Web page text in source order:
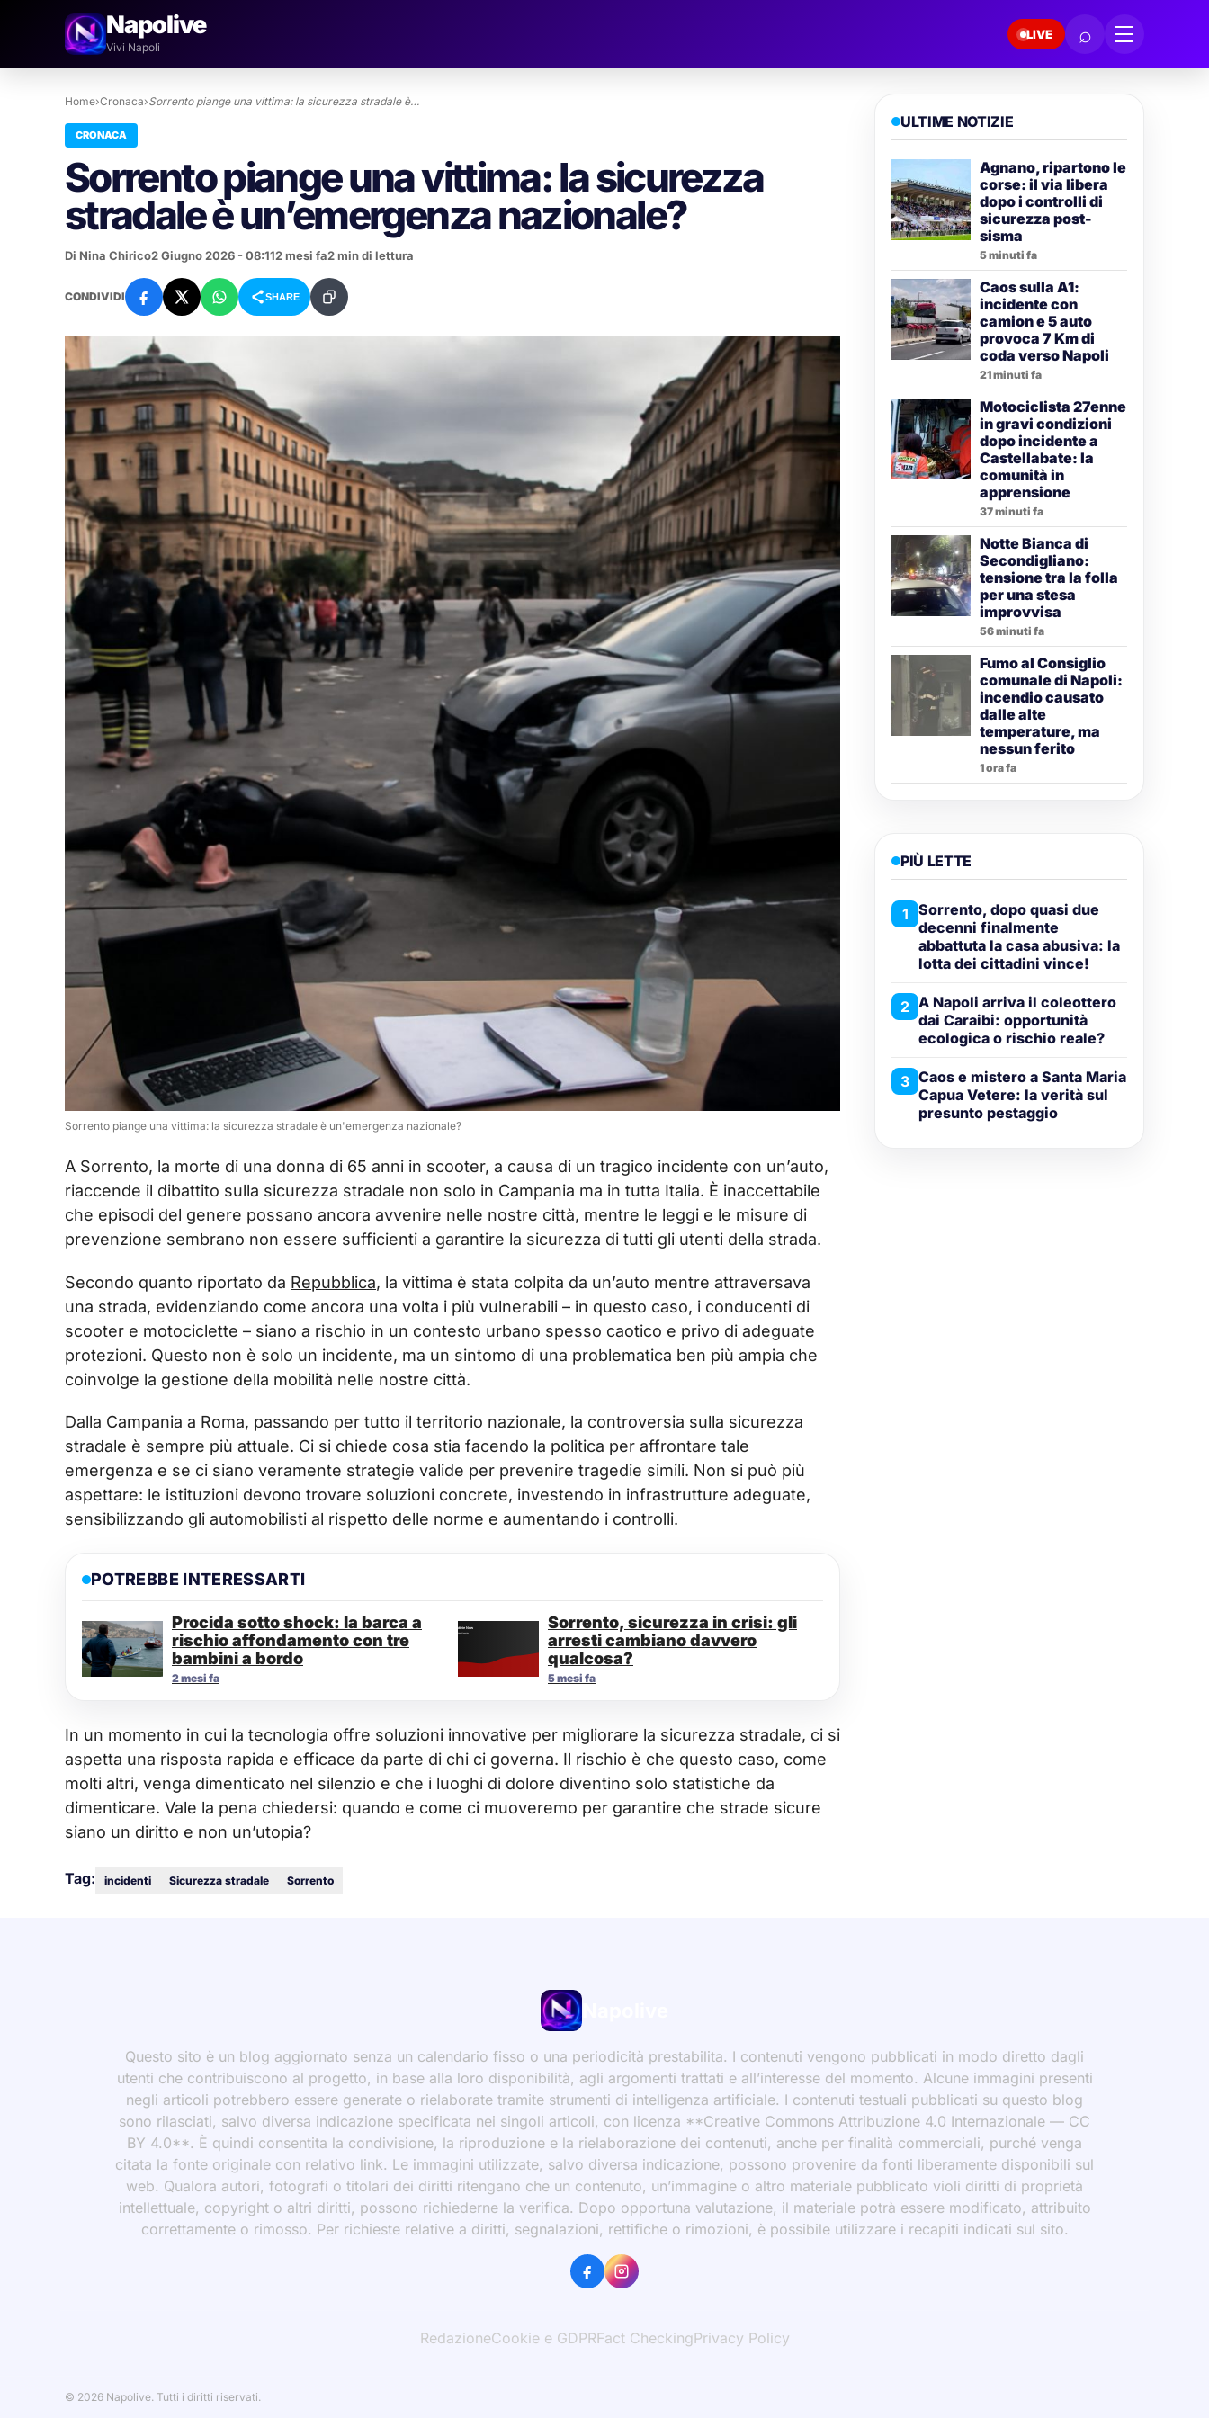
Napolive
Vivi Napoli
LIVE ⌕
Home›Cronaca›Sorrento piange una vittima: la sicurezza stradale è…
CRONACA
Sorrento piange una vittima: la sicurezza
stradale è un’emergenza nazionale?
Di Nina Chirico2 Giugno 2026 - 08:112 mesi fa2 min di lettura
CONDIVIDI SHARE
Sorrento piange una vittima: la sicurezza stradale è un'emergenza nazionale?
A Sorrento, la morte di una donna di 65 anni in scooter, a causa di un tragico incidente con un’auto,
riaccende il dibattito sulla sicurezza stradale non solo in Campania ma in tutta Italia. È inaccettabile
che episodi del genere possano ancora avvenire nelle nostre città, mentre le leggi e le misure di
prevenzione sembrano non essere sufficienti a garantire la sicurezza di tutti gli utenti della strada.
Secondo quanto riportato da Repubblica, la vittima è stata colpita da un’auto mentre attraversava
una strada, evidenziando come ancora una volta i più vulnerabili – in questo caso, i conducenti di
scooter e motociclette – siano a rischio in un contesto urbano spesso caotico e privo di adeguate
protezioni. Questo non è solo un incidente, ma un sintomo di una problematica ben più ampia che
coinvolge la gestione della mobilità nelle nostre città.
Dalla Campania a Roma, passando per tutto il territorio nazionale, la controversia sulla sicurezza
stradale è sempre più attuale. Ci si chiede cosa stia facendo la politica per affrontare tale
emergenza e se ci siano veramente strategie valide per prevenire tragedie simili. Non si può più
aspettare: le istituzioni devono trovare soluzioni concrete, investendo in infrastrutture adeguate,
sensibilizzando gli automobilisti al rispetto delle norme e aumentando i controlli.
POTREBBE INTERESSARTI
Procida sotto shock: la barca a
rischio affondamento con tre
bambini a bordo
2 mesi fa
Sorrento, sicurezza in crisi: gli
arresti cambiano davvero
qualcosa?
5 mesi fa
In un momento in cui la tecnologia offre soluzioni innovative per migliorare la sicurezza stradale, ci si
aspetta una risposta rapida e efficace da parte di chi ci governa. Il rischio è che questo caso, come
molti altri, venga dimenticato nel silenzio e che i luoghi di dolore diventino solo statistiche da
dimenticare. Vale la pena chiedersi: quando e come ci muoveremo per garantire che strade sicure
siano un diritto e non un’utopia?
Tag: incidenti Sicurezza stradale Sorrento
ULTIME NOTIZIE
Agnano, ripartono le
corse: il via libera
dopo i controlli di
sicurezza post-
sisma
5 minuti fa
Caos sulla A1:
incidente con
camion e 5 auto
provoca 7 Km di
coda verso Napoli
21 minuti fa
Motociclista 27enne
in gravi condizioni
dopo incidente a
Castellabate: la
comunità in
apprensione
37 minuti fa
Notte Bianca di
Secondigliano:
tensione tra la folla
per una stesa
improvvisa
56 minuti fa
Fumo al Consiglio
comunale di Napoli:
incendio causato
dalle alte
temperature, ma
nessun ferito
1 ora fa
PIÙ LETTE
1 Sorrento, dopo quasi due
decenni finalmente
abbattuta la casa abusiva: la
lotta dei cittadini vince!
2 A Napoli arriva il coleottero
dai Caraibi: opportunità
ecologica o rischio reale?
3 Caos e mistero a Santa Maria
Capua Vetere: la verità sul
presunto pestaggio
Questo sito è un blog aggiornato senza un calendario fisso o una periodicità prestabilita. I contenuti vengono pubblicati in modo diretto dagli
utenti che contribuiscono al progetto, in base alla loro disponibilità, agli argomenti trattati e all’interesse del momento. Alcune immagini presenti
negli articoli potrebbero essere generate o rielaborate tramite strumenti di intelligenza artificiale. I contenuti testuali pubblicati su questo blog
sono rilasciati, salvo diversa indicazione specificata nei singoli articoli, con licenza **Creative Commons Attribuzione 4.0 Internazionale — CC
BY 4.0**. È quindi consentita la condivisione, la riproduzione e la rielaborazione dei contenuti, anche per finalità commerciali, purché venga
citata la fonte originale con relativo link. Le immagini utilizzate, salvo diversa indicazione, possono provenire da fonti liberamente disponibili sul
web. Qualora autori, fotografi o titolari dei diritti ritengano che un contenuto, un’immagine o altro materiale pubblicato violi diritti di proprietà
intellettuale, copyright o altri diritti, possono richiederne la verifica. Dopo opportuna valutazione, il materiale potrà essere modificato, attribuito
correttamente o rimosso. Per richieste relative a diritti, segnalazioni, rettifiche o rimozioni, è possibile utilizzare i recapiti indicati sul sito.
RedazioneCookie e GDPRFact CheckingPrivacy Policy
© 2026 Napolive. Tutti i diritti riservati.